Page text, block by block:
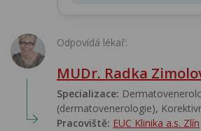
Odpovídá lékař:
MUDr. Radka
Specializace:
(dermatovenerologie),
Pracoviště: EUC Klinika a.s. Zlín